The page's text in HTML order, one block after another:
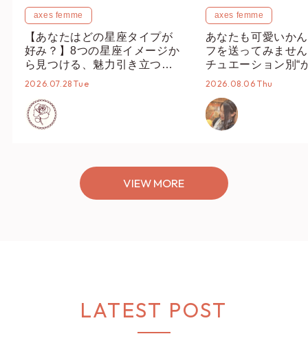
axes femme
【あなたはどの星座タイプが
好み？】8つの星座イメージか
ら見つける、魅力引き立つス
タイリング♡
2026.07.28 Tue
axes femme
あなたも可愛いか
フを送ってみませ
チュエーション別“
オススメ【ショッ
2026.08.06 Thu
VIEW MORE
LATEST POST